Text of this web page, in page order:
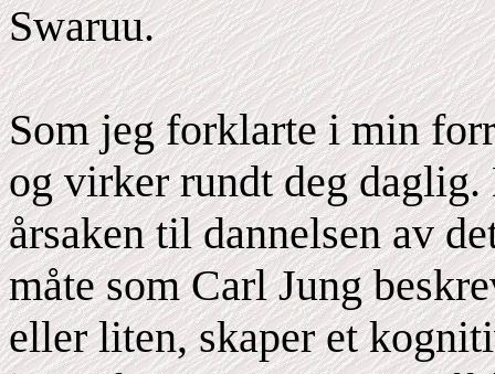
Swaruu.
Som jeg forklarte i min
og virker rundt deg daglig.
årsaken til dannelsen av
måte som Carl Jung
eller liten, skaper et